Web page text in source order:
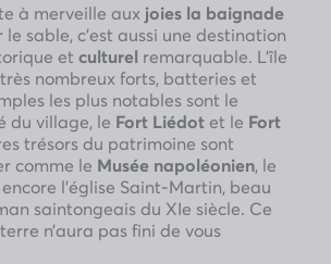
à merveille aux joies la baignade
sable, c’est aussi une destination
et culturel remarquable. L’île
nombreux forts, batteries et
les plus notables sont le
du village, le Fort Liédot et le Fort
trésors du patrimoine sont
comme le Musée napoléonien, le
l’église Saint-Martin, beau
saintongeais du XIe siècle. Ce
n’aura pas fini de vous